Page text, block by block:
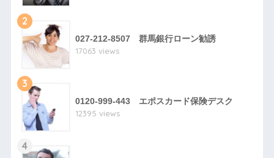
2
027-212-8507 群馬銀行ローン勧誘
17063 views
3
0120-999-443 エポスカード保険デスク
12395 views
4